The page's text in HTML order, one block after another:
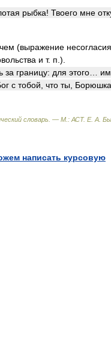
рыбка! Твоего мне
(выражение
и т. п.).
за границу: для этого…
с тобой, что ты,
словарь. — М.: АСТ. Е. А.
написать курсовую